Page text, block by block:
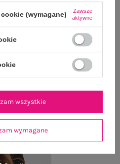
OGLĄDANE
Zobacz wszystko
(wymagane)
Zawsze
aktywne
wymagane
wszystkie